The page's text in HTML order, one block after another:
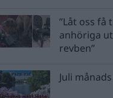
”Låt oss få
anhöriga
revben”
Juli